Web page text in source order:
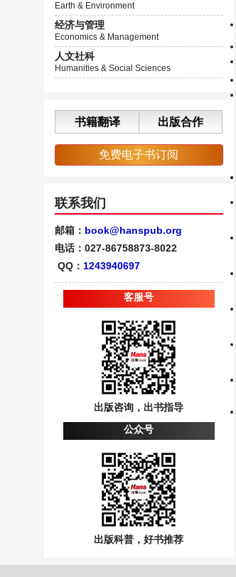
Earth & Environment
经济与管理
Economics & Management
人文社科
Humanities & Social Sciences
书籍翻译 出版合作
免费电子书订阅
联系我们
邮箱： book@hanspub.org
电话：027-86758873-8022
QQ： 1243940697
客服号
出版咨询，出书指导
公众号
出版科普，好书推荐